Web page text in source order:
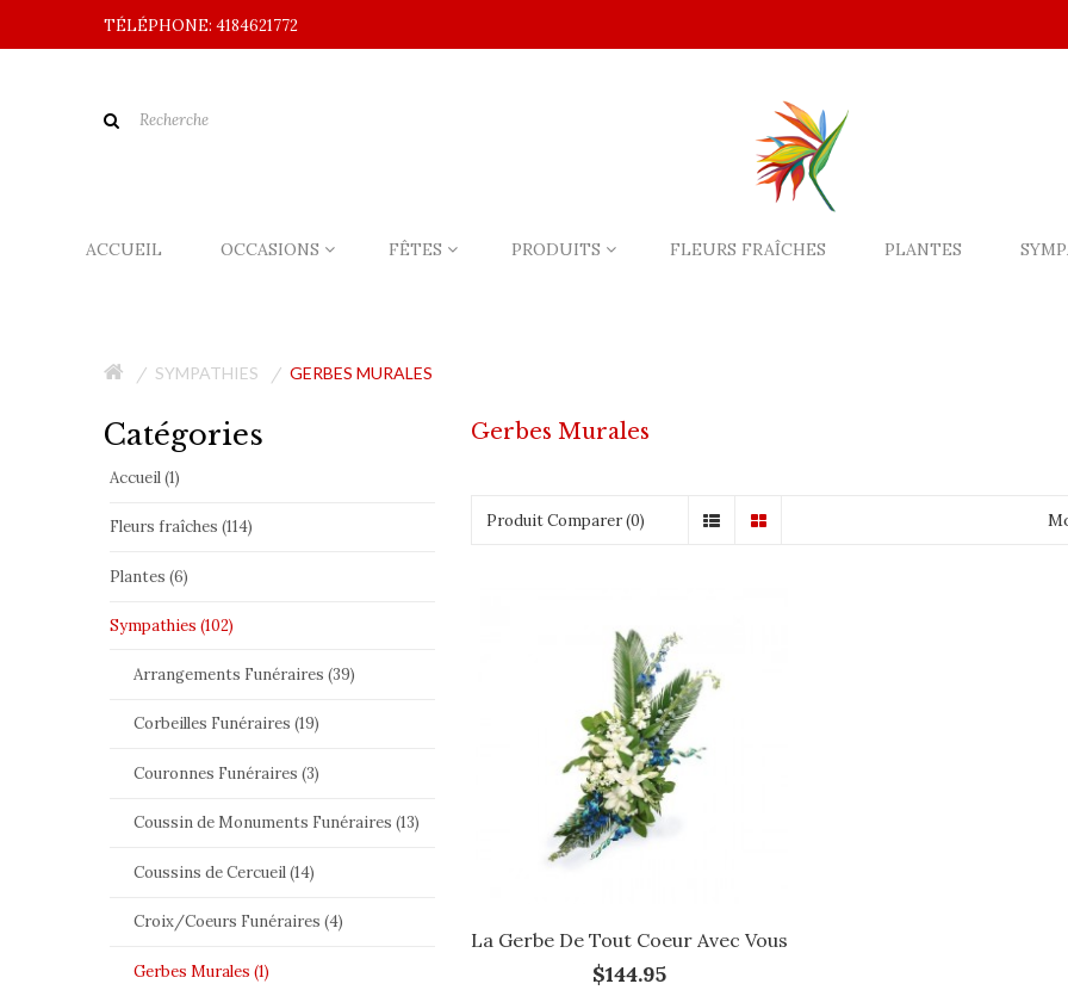
TÉLÉPHONE: 4184621772
ACCUEIL OCCASIONS FÊTES PRODUITS FLEURS FRAÎCHES PLANTES
SYMPATHIES GERBES MURALES
Catégories
Accueil (1)
Fleurs fraîches (114)
Plantes (6)
Sympathies (102)
Arrangements Funéraires (39)
Corbeilles Funéraires (19)
Couronnes Funéraires (3)
Coussin de Monuments Funéraires (13)
Coussins de Cercueil (14)
Croix/Coeurs Funéraires (4)
Gerbes Murales (1)
Gerbes Murales
Produit Comparer (0)
La Gerbe De Tout Coeur Avec Vous
$144.95